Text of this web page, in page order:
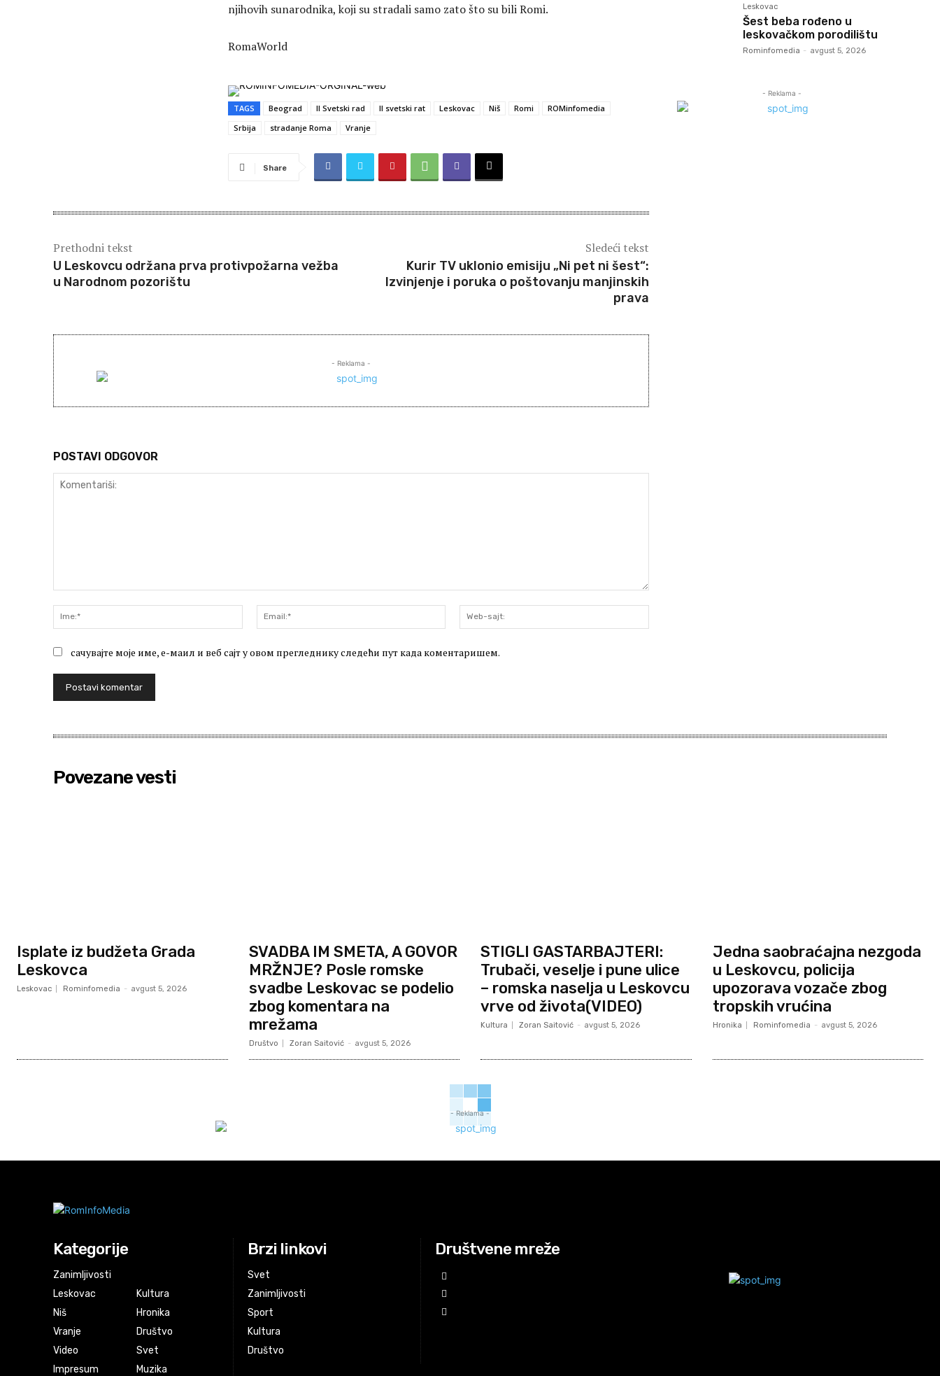
njihovih sunarodnika, koji su stradali samo zato što su bili Romi.
RomaWorld
TAGS Beograd II Svetski rad II svetski rat Leskovac Niš Romi
ROMinfomedia
Srbija
stradanje Roma Vranje
Share
Prethodni tekst
U Leskovcu održana prva protivpožarna vežba
u Narodnom pozorištu
Sledeći tekst
Kurir TV uklonio emisiju „Ni pet ni šest“:
Izvinjenje i poruka o poštovanju manjinskih
prava
- Reklama -
POSTAVI ODGOVOR
Ime:*
Email:*
sajt:
сачувајте моје име, е-маил и веб сајт у овом прегледнику следећи пут када коментаришем.
Leskovac
Šest beba rođeno u
leskovačkom porodilištu
Rominfomedia - avgust 5, 2026
- Reklama -
Povezane vesti
Isplate iz budžeta Grada
Leskovca
Leskovac Rominfomedia - avgust 5, 2026
SVADBA IM SMETA, A GOVOR
MRŽNJE? Posle romske
svadbe Leskovac se podelio
zbog komentara na
mrežama
Društvo Zoran Saitović - avgust 5, 2026
STIGLI GASTARBAJTERI:
Trubači, veselje i pune ulice
– romska naselja u Leskovcu
vrve od života(VIDEO)
Kultura Zoran Saitović - avgust 5, 2026
Jedna saobraćajna nezgoda
u Leskovcu, policija
upozorava vozače zbog
tropskih vrućina
Hronika Rominfomedia - avgust 5, 2026
- Reklama -
Kategorije
Zanimljivosti
Leskovac
Niš
Vranje
Video
Impresum
Kultura
Hronika
Društvo
Svet
Muzika
Brzi linkovi
Svet
Zanimljivosti
Sport
Kultura
Društvo
Društvene mreže